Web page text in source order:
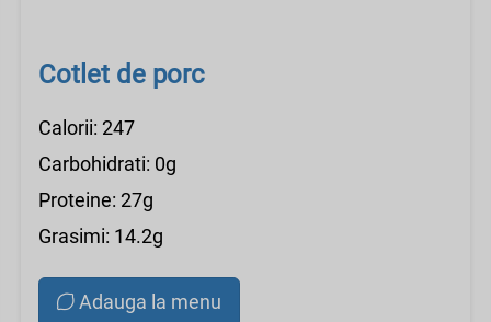
Cotlet de porc
Calorii: 247
Carbohidrati: 0g
Proteine: 27g
Grasimi: 14.2g
Adauga la menu